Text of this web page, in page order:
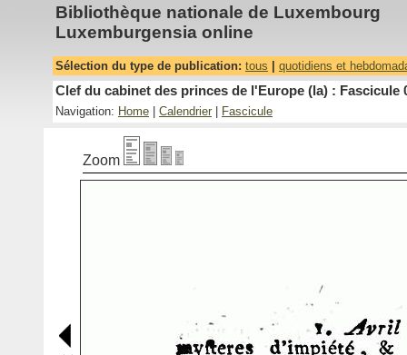
Bibliothèque nationale de Luxembourg
Luxemburgensia online
Sélection du type de publication: tous quotidiens et
Clef du cabinet des princes de l'Europe (la) : Fascicule
Navigation: Home Calendrier Fascicule
Zoom